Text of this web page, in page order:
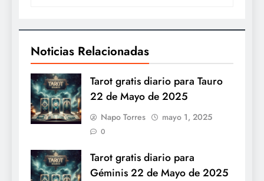
Noticias Relacionadas
Tarot gratis diario para Tauro
22 de Mayo de 2025
Napo Torres mayo 1, 2025
0
Tarot gratis diario para
Géminis 22 de Mayo de 2025